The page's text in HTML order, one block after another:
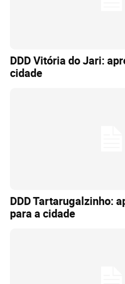
DDD Vitória do Jari:
cidade
DDD Tartarugalzinho:
para a cidade